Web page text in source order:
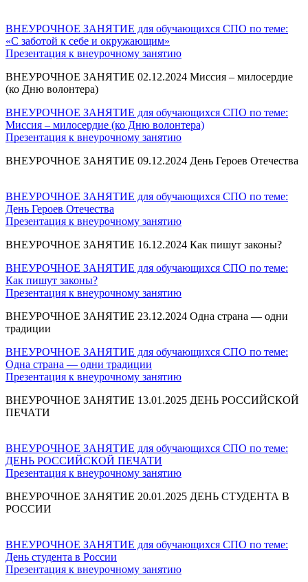
ВНЕУРОЧНОЕ ЗАНЯТИЕ для обучающихся СПО по теме:
«С заботой к себе и окружающим»
Презентация к внеурочному занятию
ВНЕУРОЧНОЕ ЗАНЯТИЕ 02.12.2024 Миссия – милосердие
(ко Дню волонтера)
ВНЕУРОЧНОЕ ЗАНЯТИЕ для обучающихся СПО по теме:
Миссия – милосердие (ко Дню волонтера)
Презентация к внеурочному занятию
ВНЕУРОЧНОЕ ЗАНЯТИЕ 09.12.2024 День Героев Отечества
ВНЕУРОЧНОЕ ЗАНЯТИЕ для обучающихся СПО по теме:
День Героев Отечества
Презентация к внеурочному занятию
ВНЕУРОЧНОЕ ЗАНЯТИЕ 16.12.2024 Как пишут законы?
ВНЕУРОЧНОЕ ЗАНЯТИЕ для обучающихся СПО по теме:
Как пишут законы?
Презентация к внеурочному занятию
ВНЕУРОЧНОЕ ЗАНЯТИЕ 23.12.2024 Одна страна — одни
традиции
ВНЕУРОЧНОЕ ЗАНЯТИЕ для обучающихся СПО по теме:
Одна страна — одни традиции
Презентация к внеурочному занятию
ВНЕУРОЧНОЕ ЗАНЯТИЕ 13.01.2025 ДЕНЬ РОССИЙСКОЙ
ПЕЧАТИ
ВНЕУРОЧНОЕ ЗАНЯТИЕ для обучающихся СПО по теме:
ДЕНЬ РОССИЙСКОЙ ПЕЧАТИ
Презентация к внеурочному занятию
ВНЕУРОЧНОЕ ЗАНЯТИЕ 20.01.2025 ДЕНЬ СТУДЕНТА В
РОССИИ
ВНЕУРОЧНОЕ ЗАНЯТИЕ для обучающихся СПО по теме:
День студента в России
Презентация к внеурочному занятию